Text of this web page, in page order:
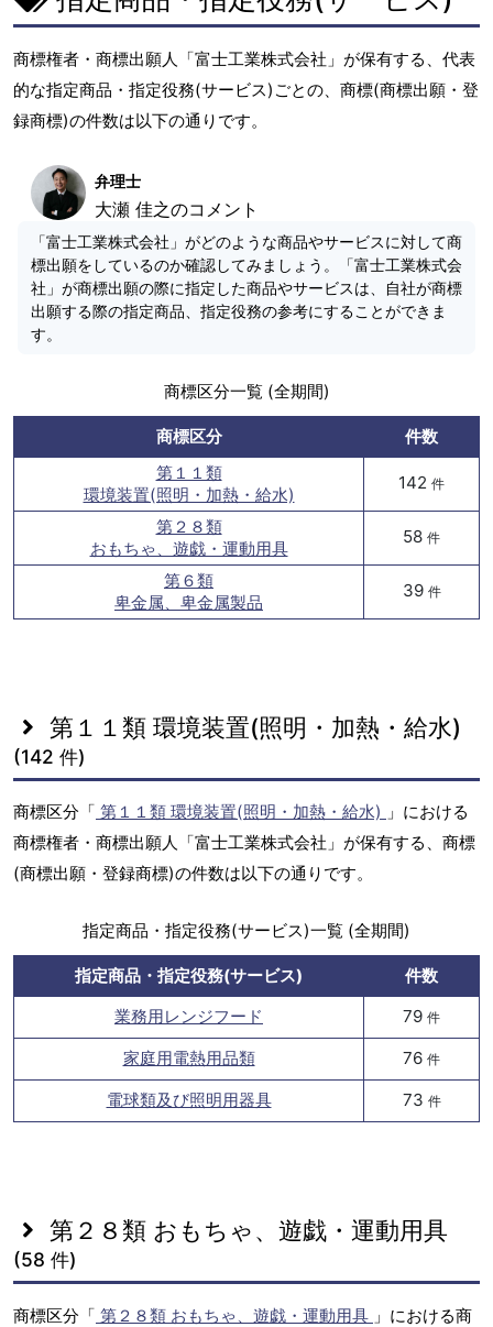
商標権者・商標出願人「富士工業株式会社」が保有する、代表
的な指定商品・指定役務(サービス)ごとの、商標(商標出願・登
録商標)の件数は以下の通りです。
弁理士
大瀬 佳之のコメント
「富士工業株式会社」がどのような商品やサービスに対して商
標出願をしているのか確認してみましょう。「富士工業株式会
社」が商標出願の際に指定した商品やサービスは、自社が商標
出願する際の指定商品、指定役務の参考にすることができま
す。
商標区分一覧 (全期間)
商標区分
件数
第１１類
環境装置(照明・加熱・給水)
142 件
第２８類
おもちゃ、遊戯・運動用具
58 件
第６類
卑金属、卑金属製品
39 件
第１１類 環境装置(照明・加熱・給水)
(142 件)
商標区分「 第１１類 環境装置(照明・加熱・給水) 」における
商標権者・商標出願人「富士工業株式会社」が保有する、商標
(商標出願・登録商標)の件数は以下の通りです。
指定商品・指定役務(サービス)一覧 (全期間)
指定商品・指定役務(サービス)
件数
業務用レンジフード
79 件
家庭用電熱用品類 76 件
電球類及び照明用器具 73 件
第２８類 おもちゃ、遊戯・運動用具
(58 件)
商標区分「 第２８類 おもちゃ、遊戯・運動用具 」における商